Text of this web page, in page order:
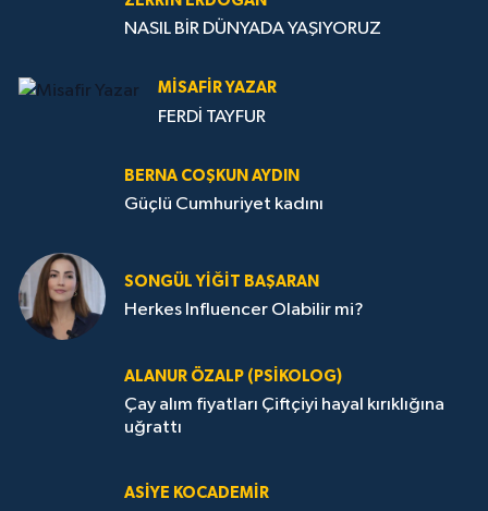
NASIL BİR DÜNYADA YAŞIYORUZ
MISAFIR YAZAR
FERDİ TAYFUR
BERNA COŞKUN AYDIN
Güçlü Cumhuriyet kadını
SONGÜL YIĞIT BAŞARAN
Herkes Influencer Olabilir mi?
ALANUR ÖZALP (PSIKOLOG)
Çay alım fiyatları Çiftçiyi hayal kırıklığına
uğrattı
ASIYE KOCADEMİR